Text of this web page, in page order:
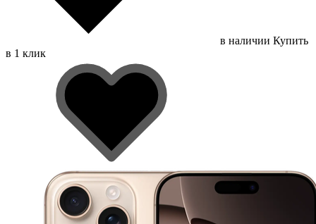
в наличии Купить
в 1 клик